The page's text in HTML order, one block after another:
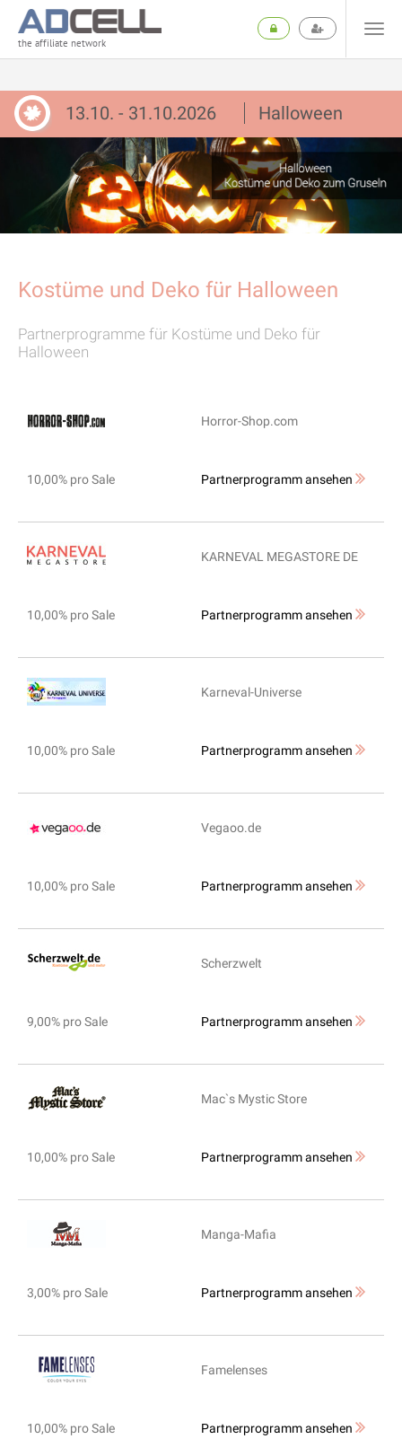
the affiliate network
13.10. - 31.10.2026 Halloween
Kostüme und Deko für Halloween
Partnerprogramme für Kostüme und Deko für
Halloween
Horror-Shop.com
10,00% pro Sale Partnerprogramm ansehen
KARNEVAL MEGASTORE DE
10,00% pro Sale Partnerprogramm ansehen
Karneval-Universe
10,00% pro Sale Partnerprogramm ansehen
Vegaoo.de
10,00% pro Sale Partnerprogramm ansehen
Scherzwelt
9,00% pro Sale Partnerprogramm ansehen
Mac`s Mystic Store
10,00% pro Sale Partnerprogramm ansehen
Manga-Mafia
3,00% pro Sale Partnerprogramm ansehen
Famelenses
10,00% pro Sale Partnerprogramm ansehen